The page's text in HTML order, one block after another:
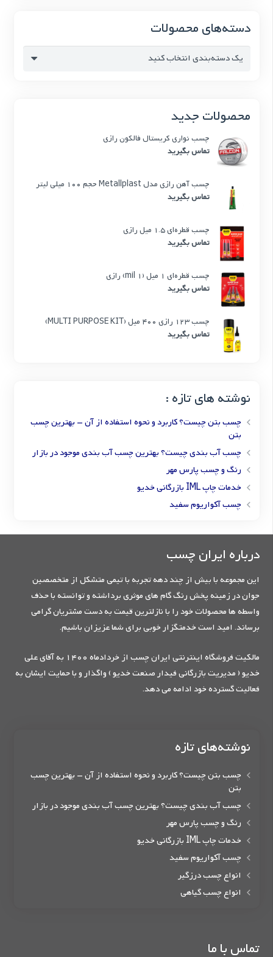
دسته‌های محصولات
یک دسته‌بندی انتخاب کنید
محصولات جدید
چسب نواری کریستال فالکون رازی
تماس بگیرید
چسب آهن رازی مدل Metallplast حجم 100 میلی لیتر
تماس بگیرید
چسب قطره‌ای 1.5 میل رازی
تماس بگیرید
چسب قطره‌ای 1 میل (1 mil) رازی
تماس بگیرید
چسب 123 رازی 400 میل (MULTI PURPOSE KIT)
تماس بگیرید
نوشته های تازه :
چسب بتن چیست؟ کاربرد و نحوه استفاده از آن – بهترین چسب
بتن
چسب آب بندی چیست؟ بهترین چسب آب بندی موجود در بازار
رنگ و چسب پارس مهر
خدمات چاپ IML بازرگانی خدیو
چسب آکواریوم سفید
درباره ایران چسب
این مجموعه با بیش از چند دهه تجربه با تیمی متشکل از متخصصین
جوان در زمینه پخش رنگ گام های موثری برداشته و توانسته با حذف
واسطه ها محصولات خود را با نازلترین قیمت به دست مشتریان گرامی
برساند. امید است خدمتگزار خوبی برای شما عزیزان باشیم.
مالکیت فروشگاه اینترنتی ایران چسب از خردادماه 1400 به آقای علی
خدیو ( مدیریت بازرگانی فیدار صنعت خدیو ) واگذار و با حمایت ایشان به
فعالیت گسترده خود ادامه می دهد.
نوشته‌های تازه
چسب بتن چیست؟ کاربرد و نحوه استفاده از آن – بهترین چسب
بتن
چسب آب بندی چیست؟ بهترین چسب آب بندی موجود در بازار
رنگ و چسب پارس مهر
خدمات چاپ IML بازرگانی خدیو
چسب آکواریوم سفید
انواع چسب درزگیر
انواع چسب گیاهی
تماس با ما